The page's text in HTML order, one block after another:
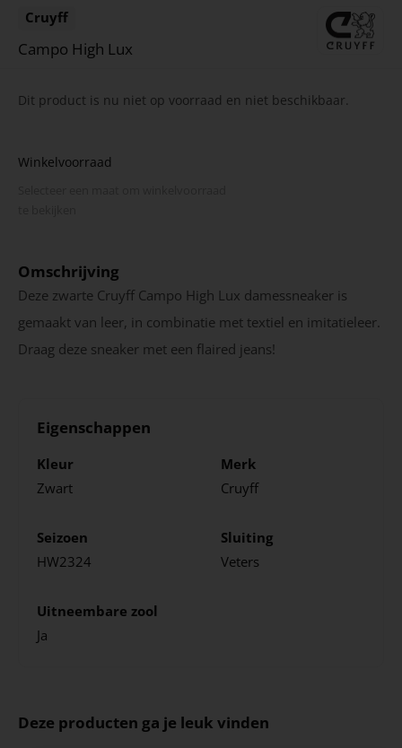
Cruyff
Campo High Lux
Dit product is nu niet op voorraad en niet beschikbaar.
Winkelvoorraad
Omschrijving
Deze zwarte Cruyff Campo High Lux damessneaker is
gemaakt van leer, in combinatie met textiel en imitatieleer.
Draag deze sneaker met een flaired jeans!
Eigenschappen
Kleur
Zwart
Merk
Cruyff
Seizoen
HW2324
Sluiting
Veters
Uitneembare zool
Ja
Deze producten ga je leuk vinden